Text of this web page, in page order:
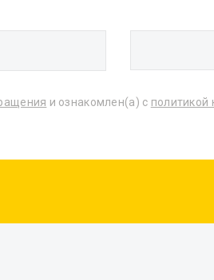
и ознакомлен(а) с политикой